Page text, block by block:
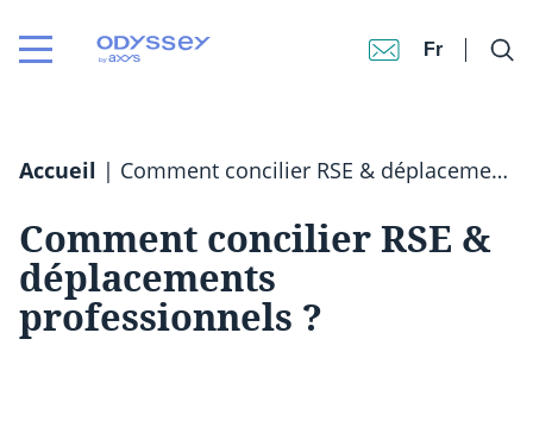
Fr
Accueil | Comment concilier RSE & déplacements professionnels​ ?
Comment concilier RSE &
déplacements
professionnels​ ?